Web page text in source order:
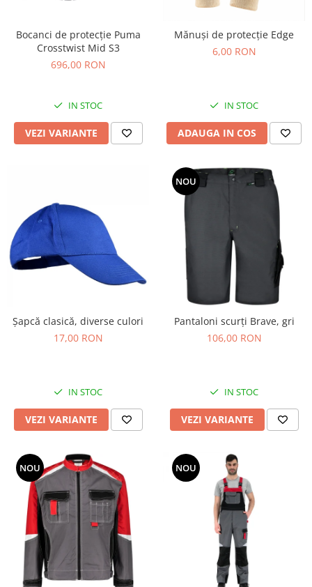
Bocanci de protecție Puma
Crosstwist Mid S3
696,00 RON
IN STOC
VEZI VARIANTE
Mănuși de protecție Edge
6,00 RON
IN STOC
ADAUGA IN COS
Șapcă clasică, diverse culori
17,00 RON
IN STOC
VEZI VARIANTE
NOU
Pantaloni scurți Brave, gri
106,00 RON
IN STOC
VEZI VARIANTE
NOU NOU